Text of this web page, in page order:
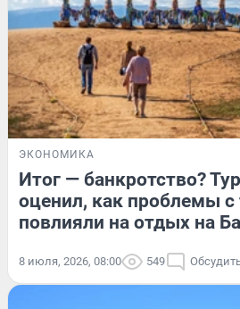
ЭКОНОМИКА
Итог — банкротство?
оценил, как проблемы
повлияли на отдых на
8 июля, 2026, 08:00 549